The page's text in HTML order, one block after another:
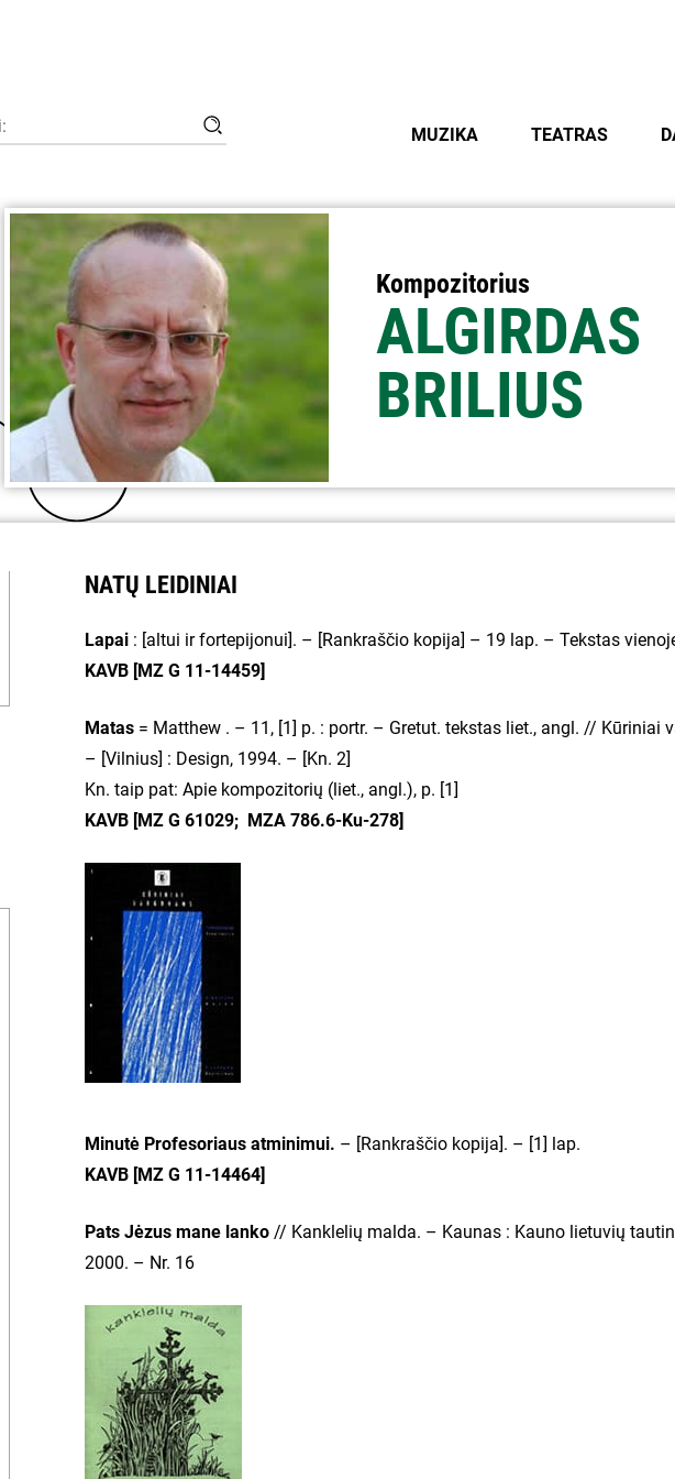
Paieška MUZIKA TEATRAS
Kompozitorius
ALGIRDAS
BRILIUS
NATŲ LEIDINIAI
Lapai : [altui ir fortepijonui]. – [Rankraščio kopija] – 19 lap. – Tekstas
KAVB [MZ G 11-14459]
Matas = Matthew . – 11, [1] p. : portr. – Gretut. tekstas liet., angl. // Kūriniai
– [Vilnius] : Design, 1994. – [Kn. 2]
Kn. taip pat: Apie kompozitorių (liet., angl.), p. [1]
KAVB [MZ G 61029; MZA 786.6-Ku-278]
Minutė Profesoriaus atminimui. – [Rankraščio kopija]. – [1] lap.
KAVB [MZ G 11-14464]
Pats Jėzus mane lanko // Kanklelių malda. – Kaunas : Kauno lietuvių
2000. – Nr. 16